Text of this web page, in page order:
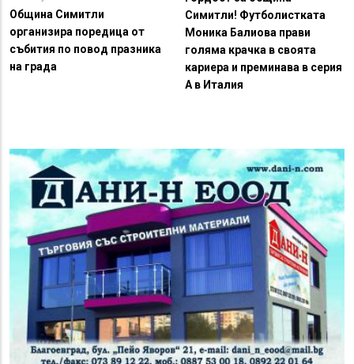
Община Симитли
организира поредица от
събития по повод празника
на града
Симитли! Футболистката
Моника Балиова прави
голяма крачка в своята
кариера и преминава в серия
А в Италия